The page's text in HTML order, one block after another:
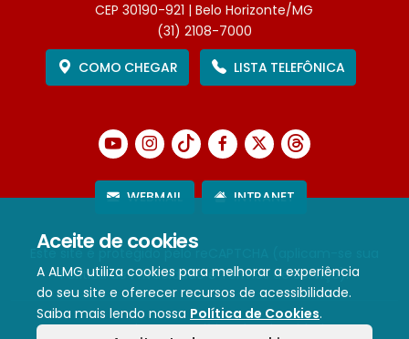
Aceite de cookies
A ALMG utiliza cookies para melhorar a experiência
do seu site e oferecer recursos de acessibilidade.
Saiba mais lendo nossa Política de Cookies.
CEP 30190-921 | Belo Horizonte/MG
(31) 2108-7000
COMO CHEGAR
LISTA TELEFÔNICA
WEBMAIL INTRANET
Este site é protegido pelo reCAPTCHA (aplicam-se sua
Política de PrivacidadeeTermos de Serviço).
Termos de Uso e Política de Privacidade